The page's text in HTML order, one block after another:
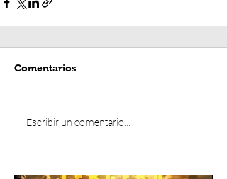
Comentarios
Escribir un comentario...